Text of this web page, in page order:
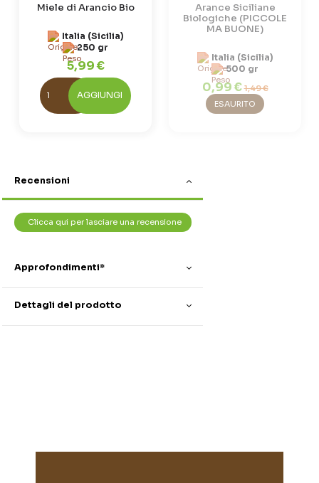
Miele di Arancio Bio
Italia (Sicilia)
250 gr
5,99 €
AGGIUNGI
Arance Siciliane
Biologiche (PICCOLE
MA BUONE)
Italia (Sicilia)
500 gr
0,99 €1,49 €
ESAURITO
Recensioni
Clicca qui per lasciare una recensione
Approfondimenti*
Dettagli del prodotto